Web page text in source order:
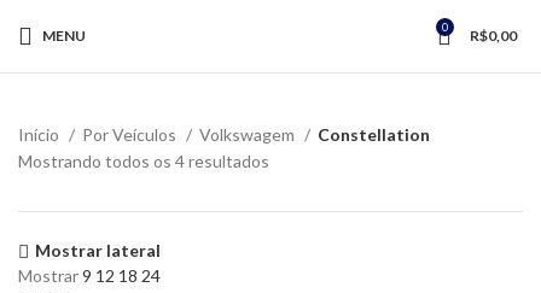
MENU 0 R$0,00
Início Por Veículos Volkswagem
Constellation
Mostrando todos os 4 resultados
Mostrar lateral
Mostrar9 12 18 24